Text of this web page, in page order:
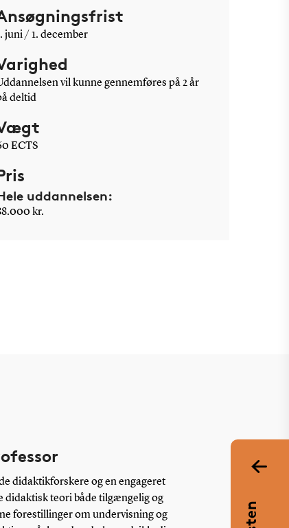
juni / 1. december
vil kunne gennemføres på 2 år
deltid
ECTS
uddannelsen:
kr.
didaktikforskere og en engageret
didaktisk teori både tilgængelig og
forestillinger om undervisning og